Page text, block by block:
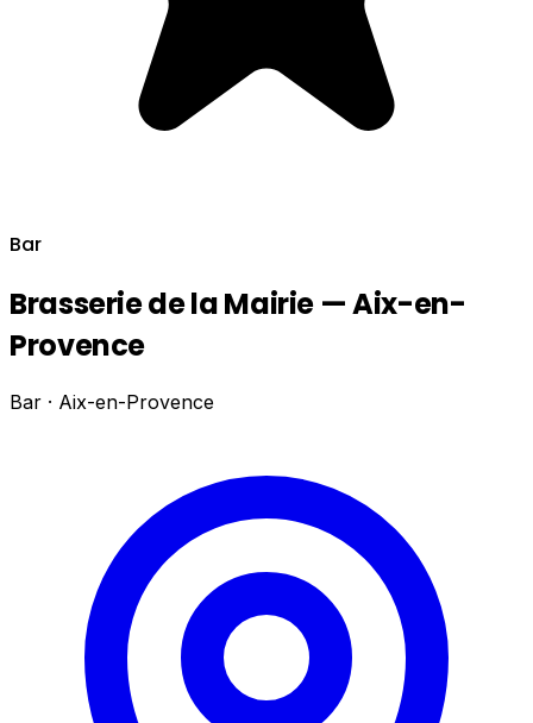
Bar
Brasserie de la Mairie — Aix-en-
Provence
Bar · Aix-en-Provence